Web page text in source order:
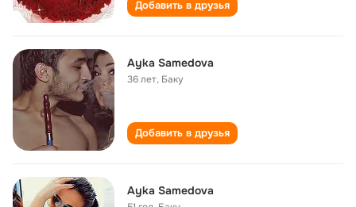
Добавить в друзья
Ayka Samedova
36 лет, Баку
Добавить в друзья
Ayka Samedova